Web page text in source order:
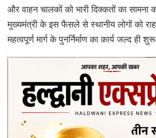
और वाहन चालकों को भारी दिक्कतों का सामना
मुख्यमंत्री के इस फैसले से स्थानीय लोगों को
महत्वपूर्ण मार्ग के पुनर्निर्माण का कार्य जल्द ही शुरू